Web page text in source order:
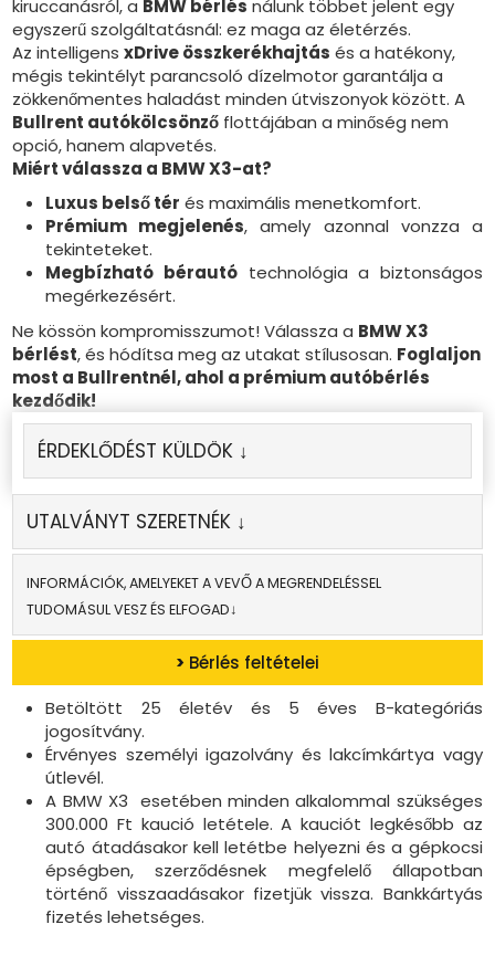
kiruccanásról, a BMW bérlés nálunk többet jelent egy
egyszerű szolgáltatásnál: ez maga az életérzés.
Az intelligensxDrive összkerékhajtás és a hatékony,
mégis tekintélyt parancsoló dízelmotor garantálja a
zökkenőmentes haladást minden útviszonyok között. A
Bullrent autókölcsönző flottájában a minőség nem
opció, hanem alapvetés.
Miért válassza a BMW X3-at?
Luxus belső tér és maximális menetkomfort.
Prémium megjelenés, amely azonnal vonzza a
tekinteteket.
Megbízható bérautótechnológia a biztonságos
megérkezésért.
Ne kössön kompromisszumot! Válassza a BMW X3
bérlést, és hódítsa meg az utakat stílusosan. Foglaljon
most a Bullrentnél, ahol a prémium autóbérlés
kezdődik!
ÉRDEKLŐDÉST KÜLDÖK ↓
UTALVÁNYT SZERETNÉK ↓
INFORMÁCIÓK, AMELYEKET A VEVŐ A MEGRENDELÉSSEL
TUDOMÁSUL VESZ ÉS ELFOGAD↓
> Bérlés feltételei
Betöltött 25 életév és 5 éves B-kategóriás
jogosítvány.
Érvényes személyi igazolvány és lakcímkártya vagy
útlevél.
A BMW X3 esetében minden alkalommal szükséges
300.000 Ft kaució letétele. A kauciót legkésőbb az
autó átadásakor kell letétbe helyezni és a gépkocsi
épségben, szerződésnek megfelelő állapotban
történő visszaadásakor fizetjük vissza. Bankkártyás
fizetés lehetséges.